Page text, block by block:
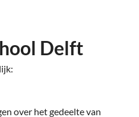
Delft
over het gedeelte van